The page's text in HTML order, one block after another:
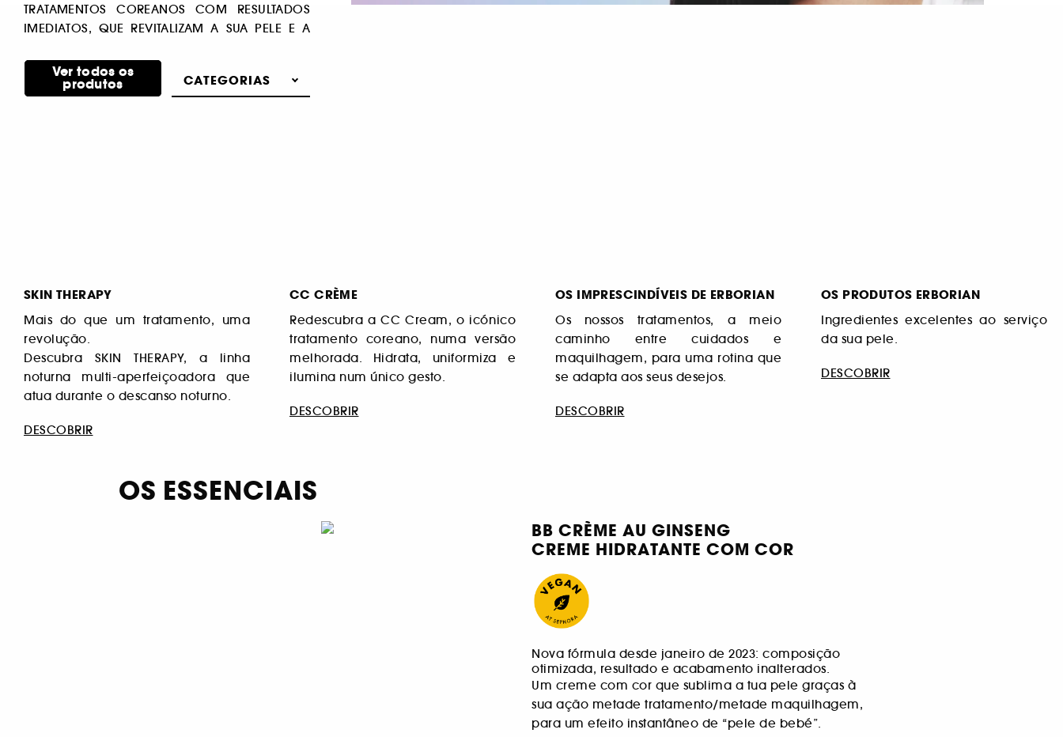
TRATAMENTOS COREANOS COM RESULTADOS
IMEDIATOS, QUE REVITALIZAM A SUA PELE E A
Ver todos os
produtos CATEGORIAS
SKIN THERAPY
Mais do que um tratamento, uma
revolução.
Descubra SKIN THERAPY, a linha
noturna multi-aperfeiçoadora que
atua durante o descanso noturno.
DESCOBRIR
CC CRÈME
Redescubra a CC Cream, o icónico
tratamento coreano, numa versão
melhorada. Hidrata, uniformiza e
ilumina num único gesto.
DESCOBRIR
OS IMPRESCINDÍVEIS DE ERBORIAN
Os nossos tratamentos, a meio
caminho entre cuidados e
maquilhagem, para uma rotina que
se adapta aos seus desejos.
DESCOBRIR
OS PRODUTOS ERBORIAN
Ingredientes excelentes ao serviço
da sua pele.
DESCOBRIR
OS ESSENCIAIS
BB CRÈME AU GINSENG
CREME HIDRATANTE COM COR
Nova fórmula desde janeiro de 2023: composição
otimizada, resultado e acabamento inalterados.
Um creme com cor que sublima a tua pele graças à
sua ação metade tratamento/metade maquilhagem,
para um efeito instantâneo de “pele de bebé”.